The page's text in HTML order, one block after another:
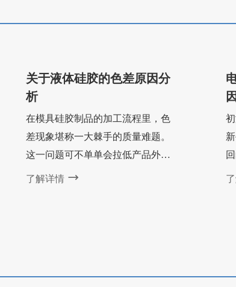
关于液体硅胶的色差原因分
析
在模具硅胶制品的加工流程里，色
差现象堪称一大棘手的质量难题。
这一问题可不单单会拉低产品外观
的颜值，还极有可能暗中侵蚀产品
了解详情